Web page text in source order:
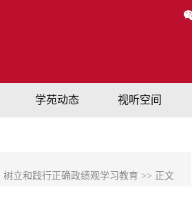
学苑动态 视听空间
树立和践行正确政绩观学习教育 >> 正文